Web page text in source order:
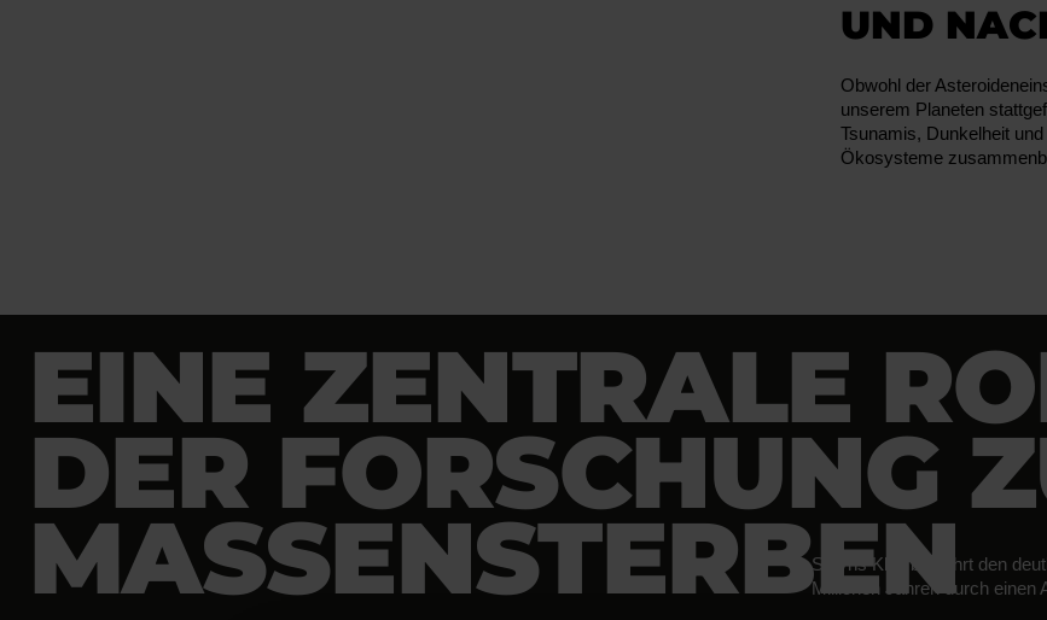
UND
Obwohl der
unserem Planeten
Tsunamis, Dunkelheit
Ökosysteme
EINE ZENTRALE
DER FORSCHUNG
MASSENSTERBEN
Stevns Klint bewahrt den
Millionen Jahren durch einen